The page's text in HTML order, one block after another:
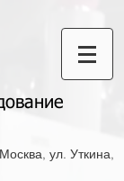
ул. Уткина,